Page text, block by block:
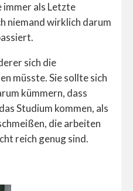
immer als Letzte
niemand wirklich darum
sich die
müsste. Sie sollte sich
kümmern, dass
Studium kommen, als
die arbeiten
reich genug sind.